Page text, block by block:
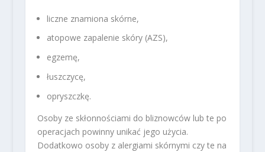
liczne znamiona skórne,
atopowe zapalenie skóry (AZS),
egzemę,
łuszczycę,
opryszczkę.
Osoby ze skłonnościami do bliznowców lub te po
operacjach powinny unikać jego użycia.
Dodatkowo osoby z alergiami skórnymi czy te na